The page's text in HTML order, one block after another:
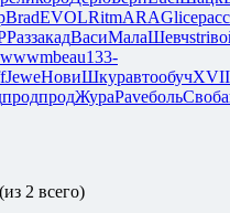
BradEVOLRitmARAGliceрасс
РаззакадВасиМалаШевчstri
wwwmbeau133-
JeweНовиШкуравтообучXVII
продпродЖураPaveбольСвоб
2 всего)